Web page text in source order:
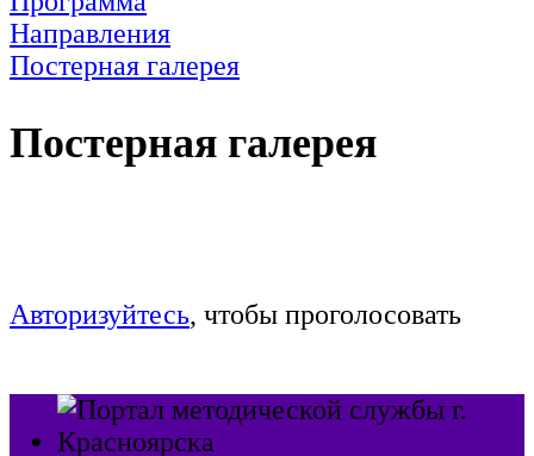
Направления
Постерная галерея
Постерная галерея
Авторизуйтесь, чтобы проголосовать